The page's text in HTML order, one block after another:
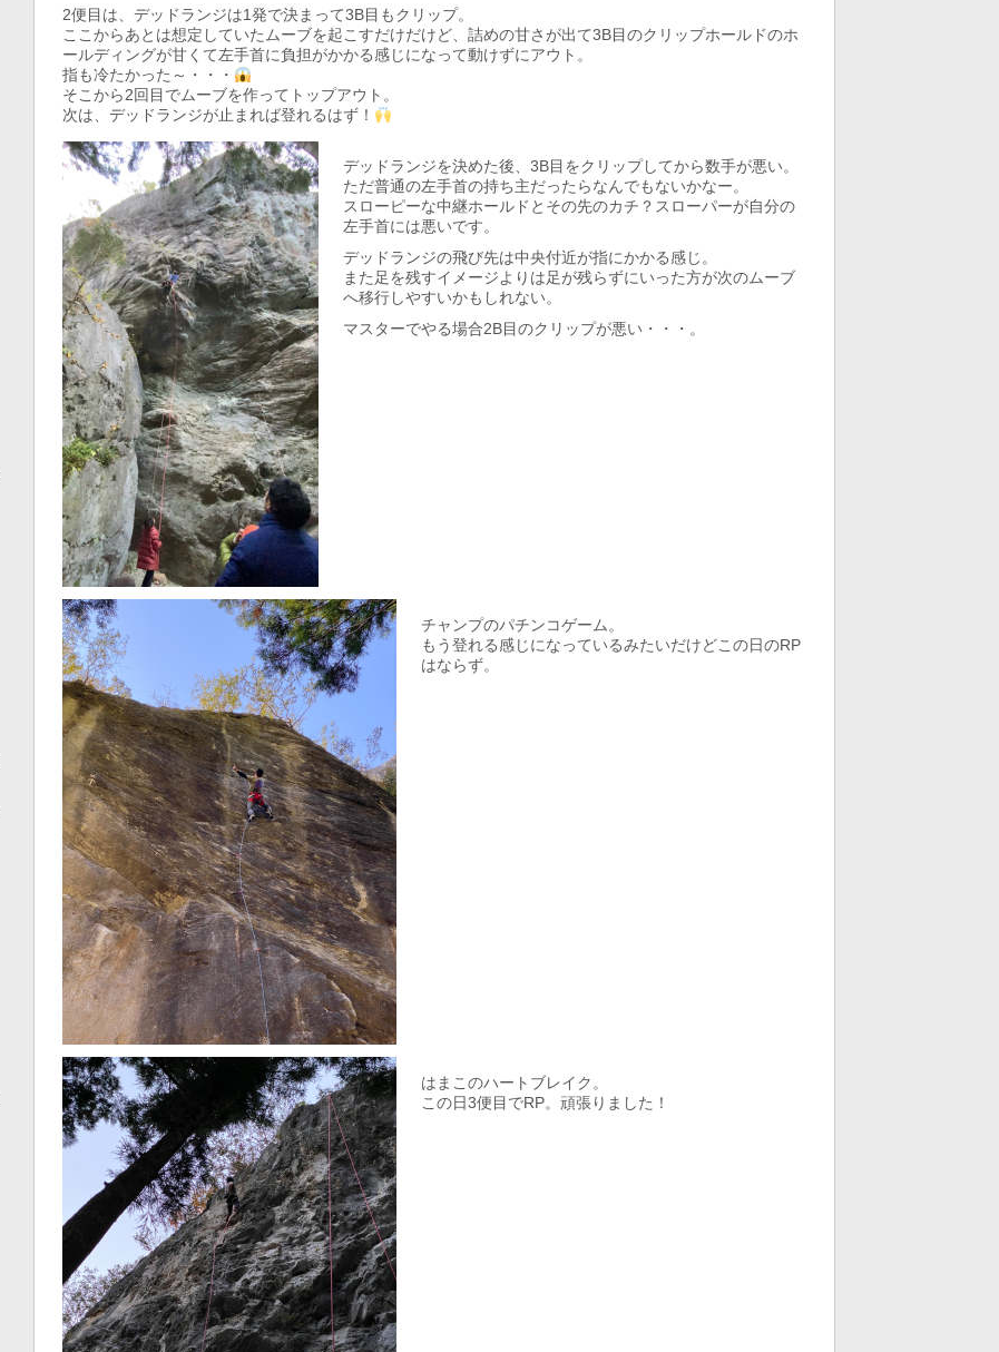
2便目は、デッドランジは1発で決まって3B目もクリップ。
ここからあとは想定していたムーブを起こすだけだけど、詰めの甘さが出て3B目のクリップホールドのホ
ールディングが甘くて左手首に負担がかかる感じになって動けずにアウト。
指も冷たかった～・・・
そこから2回目でムーブを作ってトップアウト。
次は、デッドランジが止まれば登れるはず！
デッドランジを決めた後、3B目をクリップしてから数手が悪い。
ただ普通の左手首の持ち主だったらなんでもないかなー。
スローピーな中継ホールドとその先のカチ？スローパーが自分の
左手首には悪いです。
デッドランジの飛び先は中央付近が指にかかる感じ。
また足を残すイメージよりは足が残らずにいった方が次のムーブ
へ移行しやすいかもしれない。
マスターでやる場合2B目のクリップが悪い・・・。
チャンプのパチンコゲーム。
もう登れる感じになっているみたいだけどこの日のRP
はならず。
はまこのハートブレイク。
この日3便目でRP。頑張りました！